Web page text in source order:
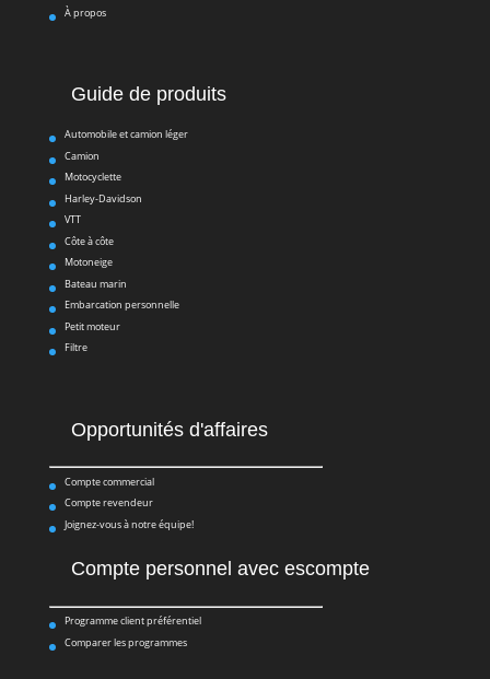
À propos
Guide de produits
Automobile et camion léger
Camion
Motocyclette
Harley-Davidson
VTT
Côte à côte
Motoneige
Bateau marin
Embarcation personnelle
Petit moteur
Filtre
Opportunités d'affaires
Compte commercial
Compte revendeur
Joignez-vous à notre équipe!
Compte personnel avec escompte
Programme client préférentiel
Comparer les programmes